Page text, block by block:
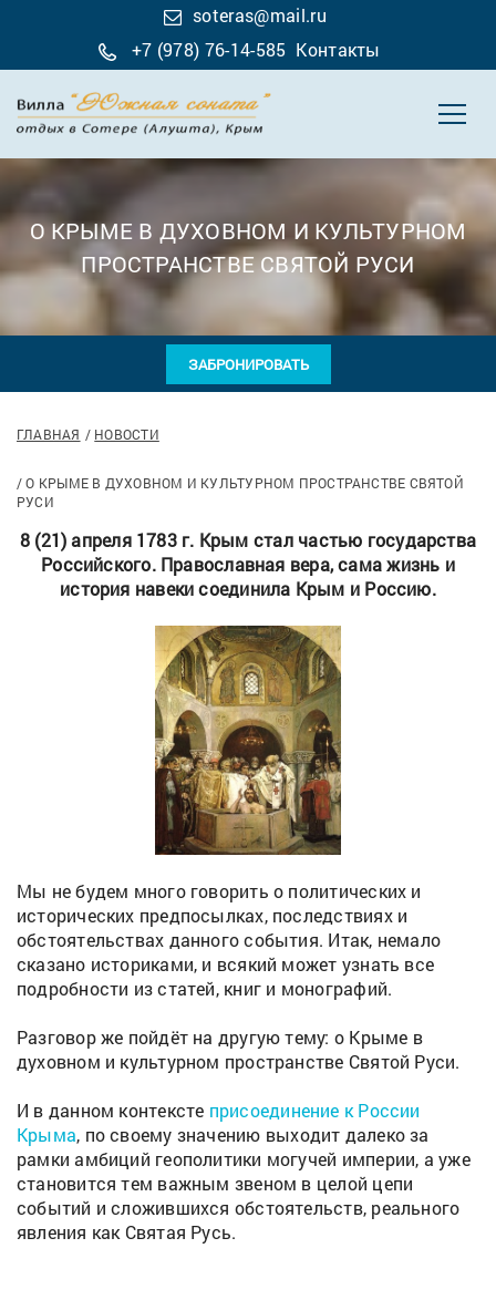
soteras@mail.ru
+7 (978) 76-14-585 Контакты
О КРЫМЕ В ДУХОВНОМ И КУЛЬТУРНОМ
ПРОСТРАНСТВЕ СВЯТОЙ РУСИ
ЗАБРОНИРОВАТЬ
ГЛАВНАЯ НОВОСТИ
О КРЫМЕ В ДУХОВНОМ И КУЛЬТУРНОМ ПРОСТРАНСТВЕ СВЯТОЙ
РУСИ
8 (21) апреля 1783 г. Крым стал частью государства
Российского. Православная вера, сама жизнь и
история навеки соединила Крым и Россию.
Мы не будем много говорить о политических и
исторических предпосылках, последствиях и
обстоятельствах данного события. Итак, немало
сказано историками, и всякий может узнать все
подробности из статей, книг и монографий.
Разговор же пойдёт на другую тему: о Крыме в
духовном и культурном пространстве Святой Руси.
И в данном контексте присоединение к России
Крыма, по своему значению выходит далеко за
рамки амбиций геополитики могучей империи, а уже
становится тем важным звеном в целой цепи
событий и сложившихся обстоятельств, реального
явления как Святая Русь.